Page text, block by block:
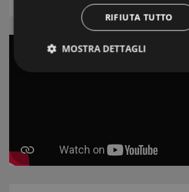
RIFIUTA TUTTO
MOSTRA DETTAGLI
Strettamente necessari e Statistiche